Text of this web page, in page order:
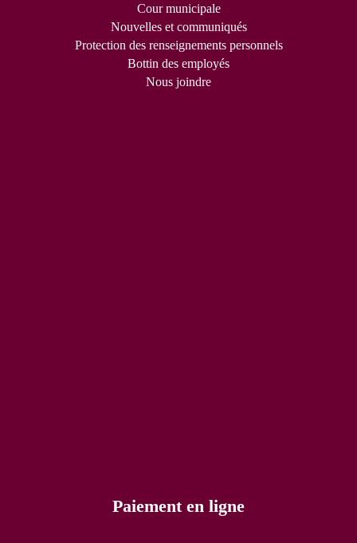
Cour municipale
Nouvelles et communiqués
Protection des renseignements personnels
Bottin des employés
Nous joindre
Paiement en ligne